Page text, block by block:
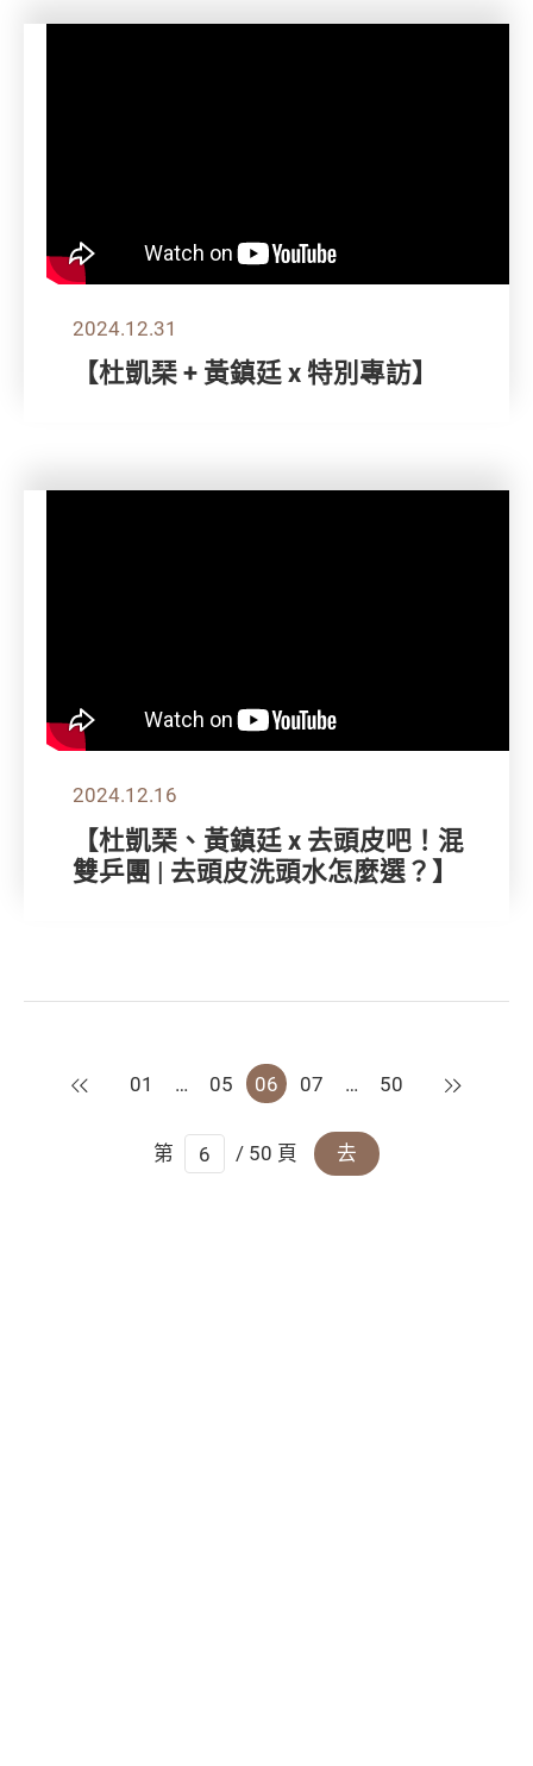
2024.12.31
【杜凱琹 + 黃鎮廷 x 特別專訪】
2024.12.16
【杜凱琹、黃鎮廷 x 去頭皮吧！混
雙乒團 | 去頭皮洗頭水怎麼選？】
上一頁
01 … 05 06 07 … 50 下一頁
第 / 50 頁 去